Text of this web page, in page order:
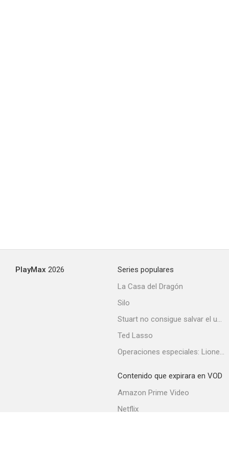
PlayMax 2026
Series populares
La Casa del Dragón
Silo
Stuart no consigue salvar el universo
Ted Lasso
Operaciones especiales: Lioness
Contenido que expirara en VOD
Amazon Prime Video
Netflix